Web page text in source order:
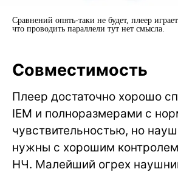
Сравнений опять-таки не будет, плеер
что проводить параллели тут нет смысла.
Совместимость
Плеер достаточно хорошо
IEM и полноразмерами с
чувствительностью, но
нужны с хорошим
НЧ. Малейший огрех